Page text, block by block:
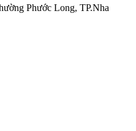
Phước Long, TP.Nha